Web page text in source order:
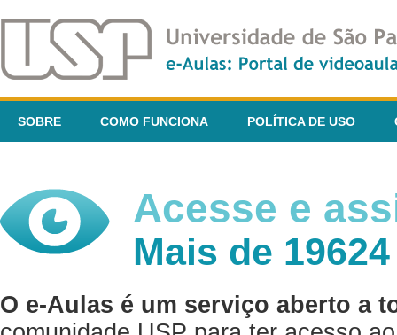
SOBRE COMO FUNCIONA POLÍTICA DE USO
Acesse e
Mais de
O e-Aulas é um serviço aberto a